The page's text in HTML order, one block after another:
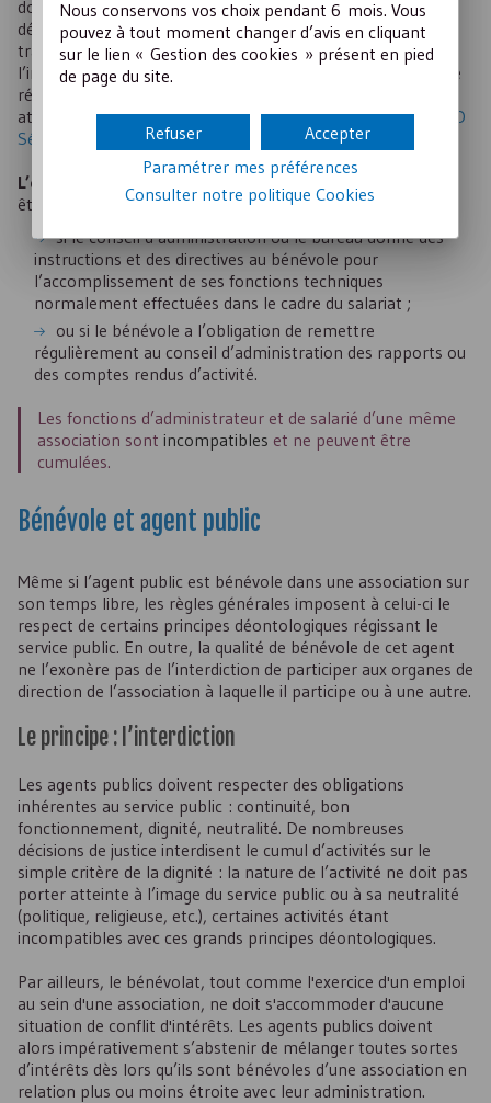
donnée au contrat par les parties importe peu : s’il en
découle un lien de subordination, il s’agira d’un contrat de
travail. Cette solution est également retenue lorsque
l’intéressé s’engage de manière bénévole, qu’il perçoive une
rémunération (
atteste par écrit ne pas en percevoir (Rép. min. n° 18075, JO
Sénat Q 3 avr. 1997, p. 1066
L’existence du lien de subordination
être reconnue :
si le conseil d’administration ou le bureau donne des
instructions et des directives au bénévole pour
l’accomplissement de ses fonctions techniques
normalement effectuées dans le cadre du salariat ;
ou si le bénévole a l’obligation de remettre
régulièrement au conseil d’administration des rapports ou
des comptes rendus d’activité.
Les fonctions d’administrateur et de salarié d’une même
association sont incompatibles et ne peuvent être
cumulées.
Bénévole et agent public
Même si l’agent public est bénévole dans une association sur
son temps libre, les règles générales imposent à celui-ci le
respect de certains principes déontologiques régissant le
service public. En outre, la qualité de bénévole de cet agent
ne l’exonère pas de l’interdiction de participer aux organes de
direction de l’association à laquelle il participe ou à une autre.
Le principe : l’interdiction
Les agents publics doivent respecter des obligations
inhérentes au service public : continuité, bon
fonctionnement, dignité, neutralité. De nombreuses
décisions de justice interdisent le cumul d’activités sur le
simple critère de la dignité : la nature de l’activité ne doit pas
porter atteinte à l’image du service public ou à sa neutralité
(politique, religieuse, etc.), certaines activités étant
incompatibles avec ces grands principes déontologiques.
Par ailleurs, le bénévolat, tout comme l'exercice d'un emploi
au sein d'une association, ne doit s'accommoder d'aucune
situation de conflit d'intérêts. Les agents publics doivent
alors impérativement s’abstenir de mélanger toutes sortes
d’intérêts dès lors qu’ils sont bénévoles d’une association en
relation plus ou moins étroite avec leur administration.
Nous conservons vos choix pendant 6 mois. Vous
pouvez à tout moment changer d’avis en cliquant
sur le lien « Gestion des cookies » présent en pied
de page du site.
Accepter
Refuser
Paramétrer mes préférences
Consulter notre politiqueCookies